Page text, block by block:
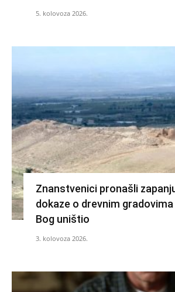
5. kolovoza 2026.
Znanstvenici pronašli
dokaze o drevnim gradovima
Bog uništio
3. kolovoza 2026.